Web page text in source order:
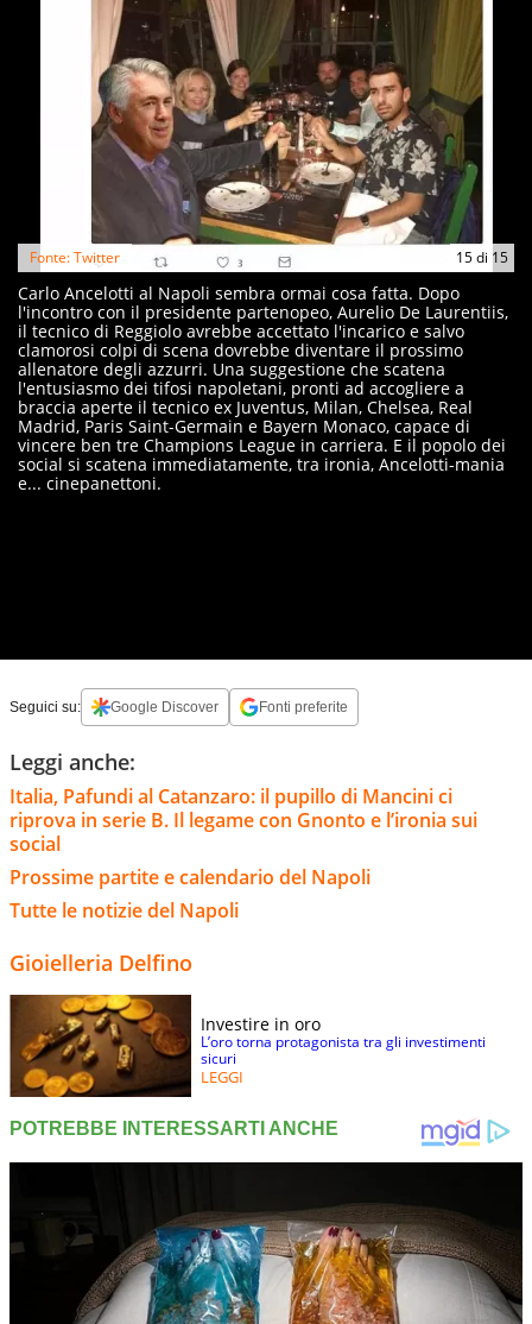
15di 15
Fonte: Twitter
Carlo Ancelotti al Napoli sembra ormai cosa fatta. Dopo
l'incontro con il presidente partenopeo, Aurelio De Laurentiis,
il tecnico di Reggiolo avrebbe accettato l'incarico e salvo
clamorosi colpi di scena dovrebbe diventare il prossimo
allenatore degli azzurri. Una suggestione che scatena
l'entusiasmo dei tifosi napoletani, pronti ad accogliere a
braccia aperte il tecnico ex Juventus, Milan, Chelsea, Real
Madrid, Paris Saint-Germain e Bayern Monaco, capace di
vincere ben tre Champions League in carriera. E il popolo dei
social si scatena immediatamente, tra ironia, Ancelotti-mania
e... cinepanettoni.
Seguici su: Google Discover Fonti preferite
Leggi anche:
Italia, Pafundi al Catanzaro: il pupillo di Mancini ci
riprova in serie B. Il legame con Gnonto e l’ironia sui
social
Prossime partite e calendario del Napoli
Tutte le notizie del Napoli
Gioielleria Delfino
Investire in oro
L’oro torna protagonista tra gli investimenti
sicuri
LEGGI